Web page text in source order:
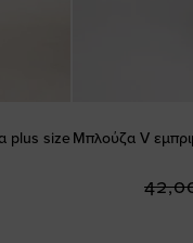
plus size Μπλούζα V